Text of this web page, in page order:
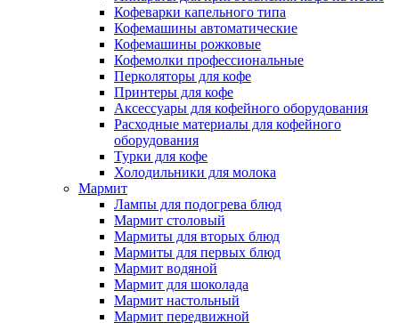
Кофеварки капельного типа
Кофемашины автоматические
Кофемашины рожковые
Кофемолки профессиональные
Перколяторы для кофе
Принтеры для кофе
Аксессуары для кофейного оборудования
Расходные материалы для кофейного
оборудования
Турки для кофе
Холодильники для молока
Мармит
Лампы для подогрева блюд
Мармит столовый
Мармиты для вторых блюд
Мармиты для первых блюд
Мармит водяной
Мармит для шоколада
Мармит настольный
Мармит передвижной